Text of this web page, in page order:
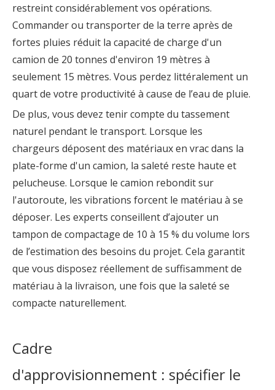
restreint considérablement vos opérations.
Commander ou transporter de la terre après de
fortes pluies réduit la capacité de charge d'un
camion de 20 tonnes d'environ 19 mètres à
seulement 15 mètres. Vous perdez littéralement un
quart de votre productivité à cause de l’eau de pluie.
De plus, vous devez tenir compte du tassement
naturel pendant le transport. Lorsque les
chargeurs déposent des matériaux en vrac dans la
plate-forme d'un camion, la saleté reste haute et
pelucheuse. Lorsque le camion rebondit sur
l'autoroute, les vibrations forcent le matériau à se
déposer. Les experts conseillent d’ajouter un
tampon de compactage de 10 à 15 % du volume lors
de l’estimation des besoins du projet. Cela garantit
que vous disposez réellement de suffisamment de
matériau à la livraison, une fois que la saleté se
compacte naturellement.
Cadre
d'approvisionnement : spécifier le